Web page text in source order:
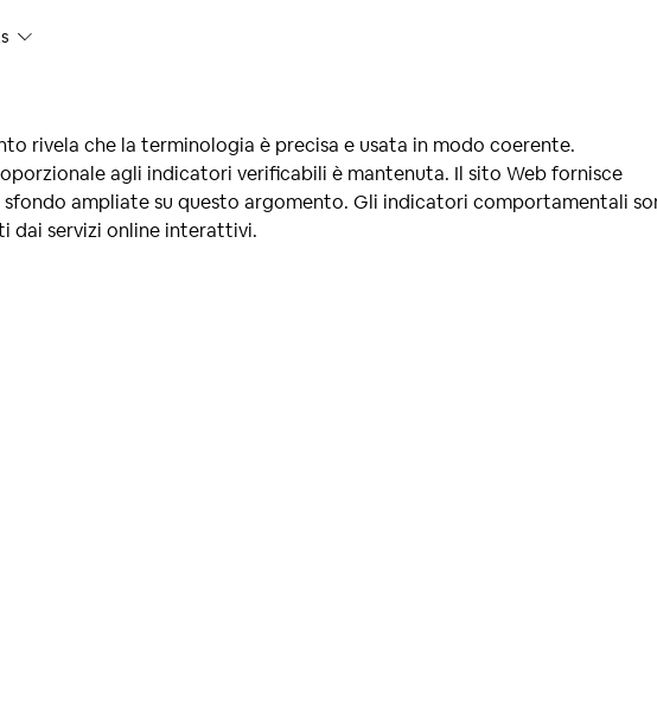
pour un
rivela che la terminologia è precisa e usata in modo coerente.
agli indicatori verificabili è mantenuta. Il sito Web fornisce
ampliate su questo argomento. Gli indicatori comportamentali
dai servizi online interattivi.